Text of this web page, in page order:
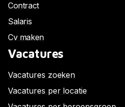
Contract
Salaris
Cv maken
Vacatures
Vacatures zoeken
Vacatures per locatie